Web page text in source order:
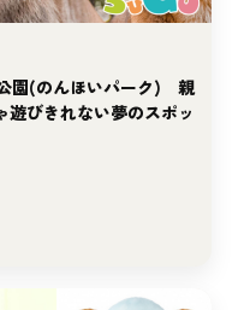
園(のんほいパーク) 親
遊びきれない夢のスポッ